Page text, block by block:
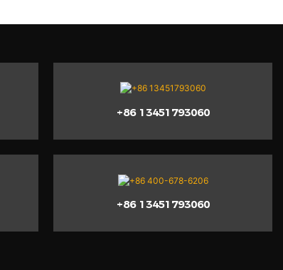
+86 13451793060
+86 13451793060